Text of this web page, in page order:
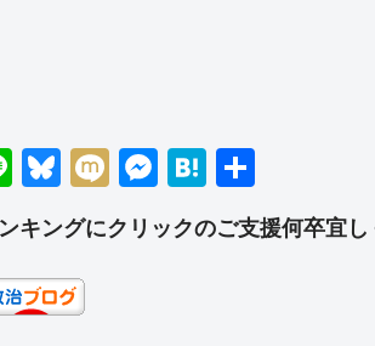
Li
e
Bl
e
sk
y
M
M
ss
H
e
有
キングにクリックのご支援何卒宜し